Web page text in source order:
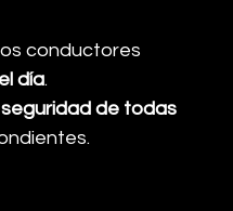
conductores
día.
de todas